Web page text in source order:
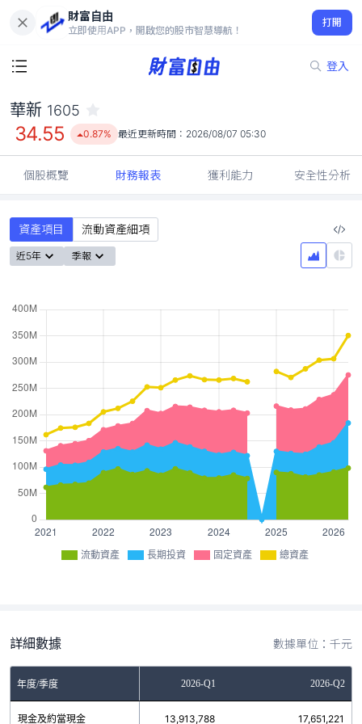
財富自由
立即使用APP，開啟您的股市智慧導航！
打開
登入
34.55
0.87%
華新 1605
34.55 0.87% 最近更新時間： 2026/08/07 05:30
個股概覽 財務報表 獲利能力 安全性分析
資產項目 流動資產細項
近5年 季報
流動資產 長期投資 固定資產 總資產
詳細數據 數據單位：千元
年度/季度2025-Q4 2026-Q1 2026-Q2
現金及約當現金
12,490,915 13,913,788 17,651,221